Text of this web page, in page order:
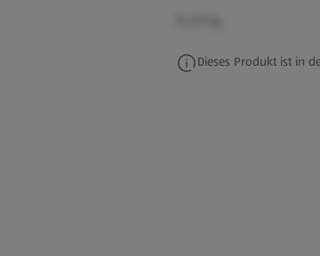
Dieses Produkt ist in